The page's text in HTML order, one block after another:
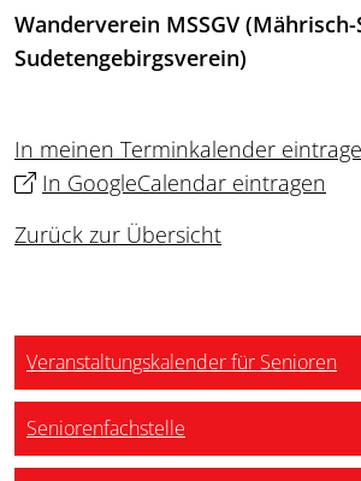
Wanderverein MSSGV
Sudetengebirgsverein)
In meinen Terminkalender
In GoogleCalendar eintragen
Zurück zur Übersicht
Veranstaltungskalender für Senioren
Seniorenfachstelle